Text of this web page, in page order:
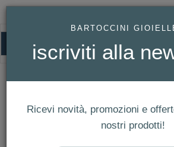
BARTOCCINI
iscriviti alla
Ricevi novità, promozioni e
nostri prodotti!